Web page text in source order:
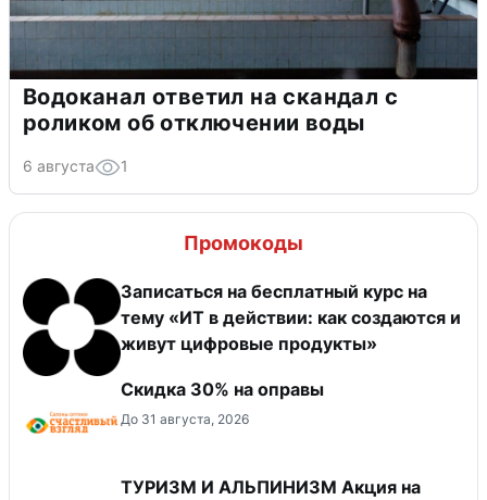
Водоканал ответил на скандал с
роликом об отключении воды
6 августа 1
Промокоды
Записаться на бесплатный курс на
тему «ИТ в действии: как создаются и
живут цифровые продукты»
Скидка 30% на оправы
До 31 августа, 2026
ТУРИЗМ И АЛЬПИНИЗМ Акция на